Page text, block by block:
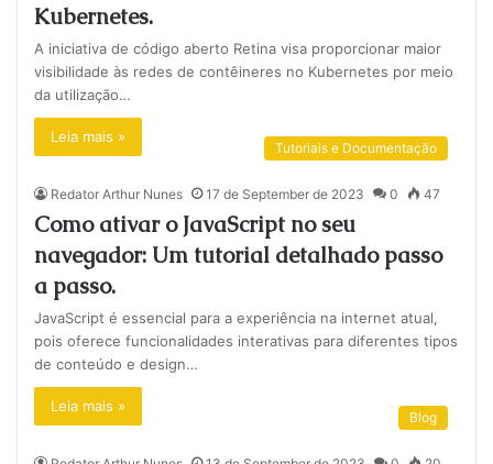
Kubernetes.
A iniciativa de código aberto Retina visa proporcionar maior
visibilidade às redes de contêineres no Kubernetes por meio
da utilização…
Leia mais »
Tutoriais e Documentação
Redator Arthur Nunes 17 de September de 2023 0 47
Como ativar o JavaScript no seu
navegador: Um tutorial detalhado passo
a passo.
JavaScript é essencial para a experiência na internet atual,
pois oferece funcionalidades interativas para diferentes tipos
de conteúdo e design…
Leia mais »
Blog